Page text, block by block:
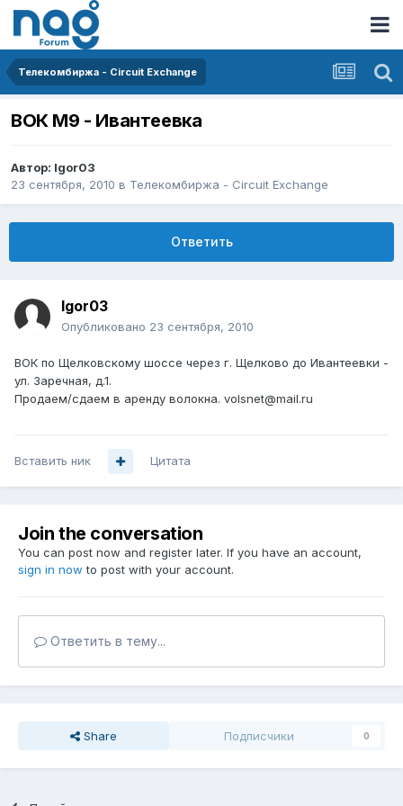
Телекомбиржа - Circuit Exchange
ВОК М9 - Ивантеевка
Автор: Igor03
23 сентября, 2010 в Телекомбиржа - Circuit Exchange
Ответить
Igor03
Опубликовано 23 сентября, 2010
ВОК по Щелковскому шоссе через г. Щелково до Ивантеевки -
ул. Заречная, д.1.
Продаем/сдаем в аренду волокна. volsnet@mail.ru
Вставить ник Цитата
Join the conversation
You can post now and register later. If you have an account,
sign in now to post with your account.
Ответить в тему...
Share Подписчики 0